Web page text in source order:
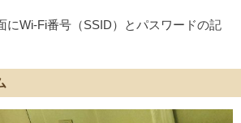
にWi-Fi番号（SSID）とパスワードの記